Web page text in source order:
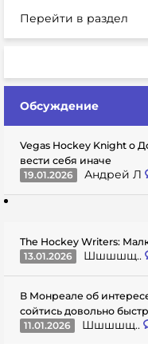
Перейти в раздел
Обсуждение
Vegas Hockey Knight о
вести себя иначе
19.01.2026
Андрей Л
The Hockey Writers:
13.01.2026
Шшшшщ..
В Монреале об
сойтись довольно
11.01.2026
Шшшшщ..